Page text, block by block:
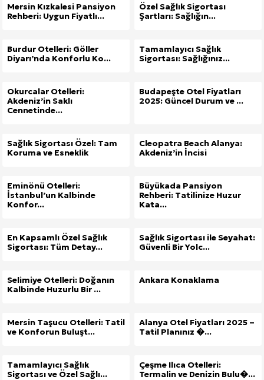
Mersin Kızkalesi Pansiyon
Rehberi: Uygun Fiyatlı...
Özel Sağlık Sigortası
Şartları: Sağlığın...
Burdur Otelleri: Göller
Diyarı’nda Konforlu Ko...
Tamamlayıcı Sağlık
Sigortası: Sağlığınız...
Okurcalar Otelleri:
Akdeniz’in Saklı
Cennetinde...
Budapeşte Otel Fiyatları
2025: Güncel Durum ve ...
Sağlık Sigortası Özel: Tam
Koruma ve Esneklik
Cleopatra Beach Alanya:
Akdeniz’in İncisi
Eminönü Otelleri:
İstanbul’un Kalbinde
Konfor...
Büyükada Pansiyon
Rehberi: Tatilinize Huzur
Kata...
En Kapsamlı Özel Sağlık
Sigortası: Tüm Detay...
Sağlık Sigortası ile Seyahat:
Güvenli Bir Yolc...
Selimiye Otelleri: Doğanın
Kalbinde Huzurlu Bir ...
Ankara Konaklama
Mersin Taşucu Otelleri: Tatil
ve Konforun Buluşt...
Alanya Otel Fiyatları 2025 –
Tatil Planınız �...
Tamamlayıcı Sağlık
Sigortası ve Özel Sağlı...
Çeşme Ilıca Otelleri:
Termalin ve Denizin Bulu�...